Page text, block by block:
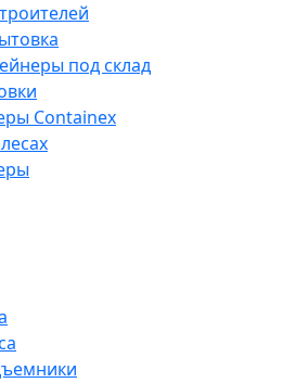
под склад
Containex